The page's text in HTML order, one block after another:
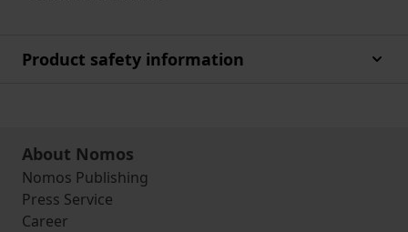
Product safety information
About Nomos
Nomos Publishing
Press Service
Career